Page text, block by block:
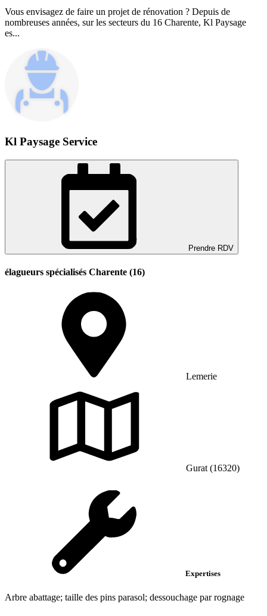
Vous envisagez de faire un projet de rénovation ? Depuis de
nombreuses années, sur les secteurs du 16 Charente, Kl Paysage
es...
Kl Paysage Service
Prendre RDV
élagueurs spécialisés Charente (16)
Lemerie
Gurat (16320)
Expertises
Arbre abattage; taille des pins parasol; dessouchage par rognage